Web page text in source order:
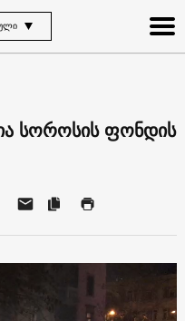
სოროსის ფონდის